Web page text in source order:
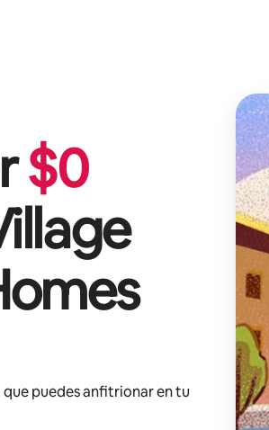
$0
que puedes anfitrionar en tu